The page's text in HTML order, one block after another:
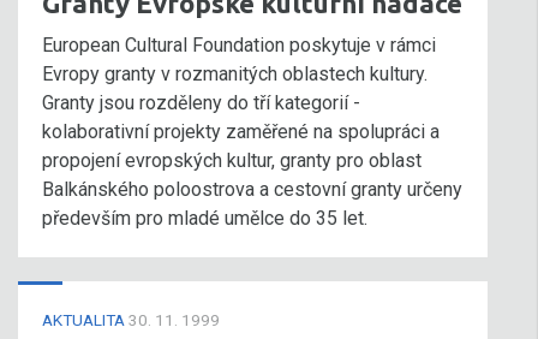
European Cultural Foundation poskytuje v rámci
Evropy granty v rozmanitých oblastech kultury.
Granty jsou rozděleny do tří kategorií -
kolaborativní projekty zaměřené na spolupráci a
propojení evropských kultur, granty pro oblast
Balkánského poloostrova a cestovní granty určeny
především pro mladé umělce do 35 let.
AKTUALITA 30. 11. 1999